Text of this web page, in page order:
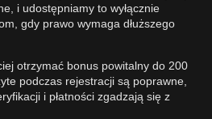
i udostępniamy to wyłącznie
gdy prawo wymaga dłuższego
otrzymać bonus powitalny do 200
podczas rejestracji są poprawne,
i płatności zgadzają się z